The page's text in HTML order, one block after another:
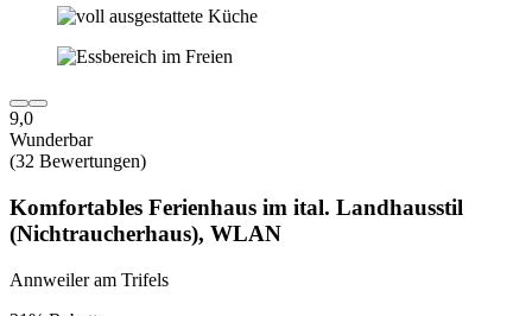
9,0
Wunderbar
(32 Bewertungen)
Komfortables Ferienhaus im ital. Landhausstil
(Nichtraucherhaus), WLAN
Annweiler am Trifels